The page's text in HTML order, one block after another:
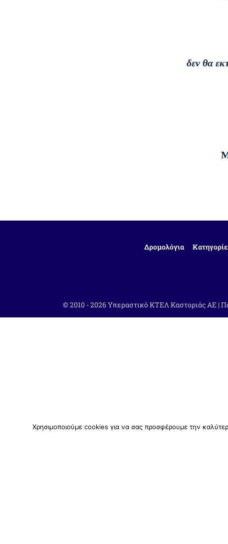
δεν θα
Δρομολόγια
© 2010 - 2026 Υπεραστικό ΚΤΕΛ Καστοριάς ΑΕ |
Χρησιμοποιούμε cookies για να σας προσφέρουμε την